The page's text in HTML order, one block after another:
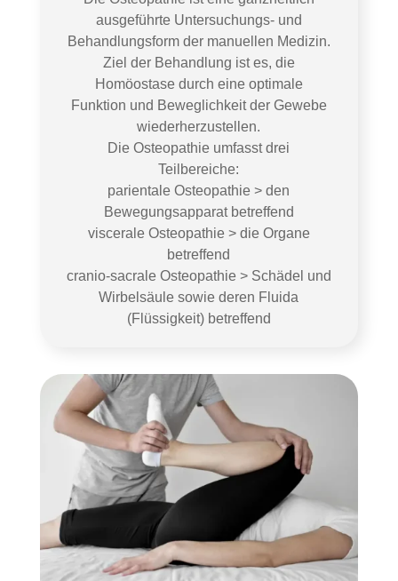
ausgeführte Untersuchungs- und
Behandlungsform der manuellen Medizin.
Ziel der Behandlung ist es, die
Homöostase durch eine optimale
Funktion und Beweglichkeit der Gewebe
wiederherzustellen.
Die Osteopathie umfasst drei
Teilbereiche:
parientale Osteopathie > den
Bewegungsapparat betreffend
viscerale Osteopathie > die Organe
betreffend
cranio-sacrale Osteopathie > Schädel und
Wirbelsäule sowie deren Fluida
(Flüssigkeit) betreffend